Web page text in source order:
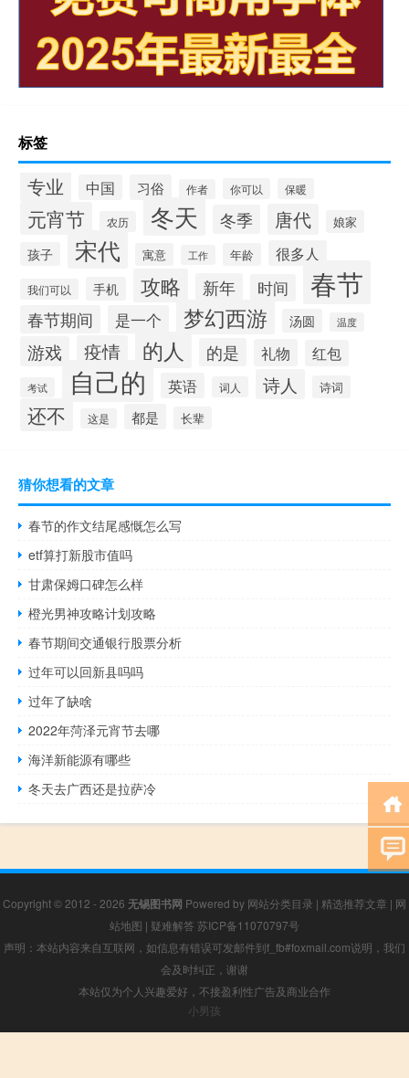
标签
专业 中国 习俗 作者 你可以 保暖
元宵节 农历 冬天 冬季 唐代 娘家
孩子 宋代 寓意 工作 年龄 很多人
我们可以 手机 攻略 新年 时间 春节
春节期间 是一个 梦幻西游 汤圆 温度
游戏 疫情 的人 的是 礼物 红包
考试 自己的 英语 词人 诗人 诗词
还不 这是 都是 长辈
猜你想看的文章
春节的作文结尾感慨怎么写
etf算打新股市值吗
甘肃保姆口碑怎么样
橙光男神攻略计划攻略
春节期间交通银行股票分析
过年可以回新县吗吗
过年了缺啥
2022年菏泽元宵节去哪
海洋新能源有哪些
冬天去广西还是拉萨冷
Copyright © 2012 - 2026 无锡图书网 Powered by 网站分类目录 | 精选推荐文章 | 网
站地图 | 疑难解答 苏ICP备11070797号
声明：本站内容来自互联网，如信息有错误可发邮件到f_fb#foxmail.com说明，我们
会及时纠正，谢谢
本站仅为个人兴趣爱好，不接盈利性广告及商业合作
小男孩